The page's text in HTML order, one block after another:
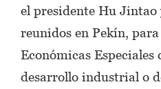
el presidente Hu
reunidos en Pekín,
Económicas Especiales
desarrollo industrial o